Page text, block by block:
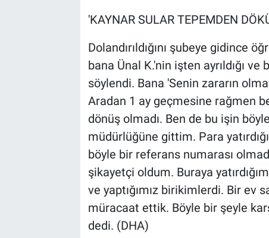
'KAYNAR SULAR TEPEMDEN
Dolandırıldığını şubeye gidince
bana Ünal K.'nin işten ayrıldığı
söylendi. Bana 'Senin zararın
Aradan 1 ay geçmesine rağmen
dönüş olmadı. Ben de bu işin
müdürlüğüne gittim. Para
böyle bir referans numarası
şikayetçi oldum. Buraya
ve yaptığımız birikimlerdi. Bir ev
müracaat ettik. Böyle bir şeyle
dedi. (DHA)